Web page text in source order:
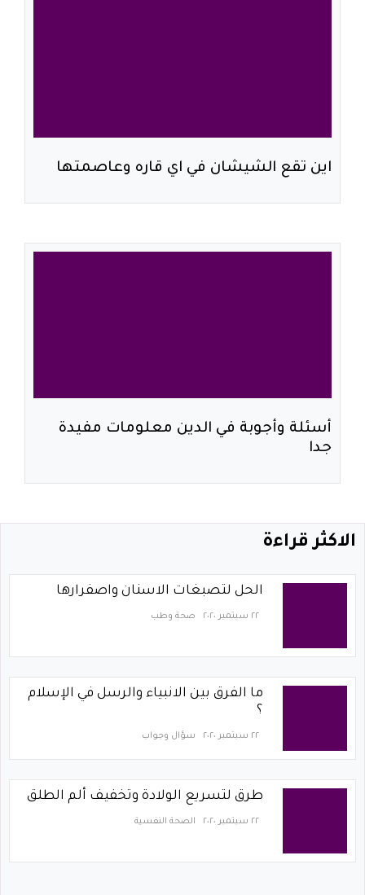
اين تقع الشيشان في اي قاره وعاصمتها
أسئلة وأجوبة في الدين معلومات مفيدة
جدا
الاكثر قراءة
الحل لتصبغات الاسنان واصفرارها
٢٢ سبتمبر ٢٠٢٠ صحة وطب
ما الفرق بين الانبياء والرسل في الإسلام
؟
٢٢ سبتمبر ٢٠٢٠ سؤال وجواب
طرق لتسريع الولادة وتخفيف ألم الطلق
٢٢ سبتمبر ٢٠٢٠ الصحة النفسية